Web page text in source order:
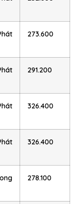
273.600
291.200
326.400
326.400
278.100